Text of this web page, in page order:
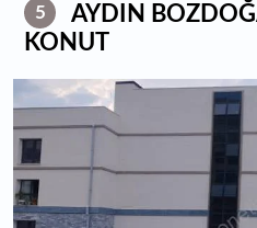
5
AYDIN
KONUT